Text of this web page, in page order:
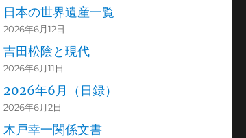
日本の世界遺産一覧
2026年6月12日
吉田松陰と現代
2026年6月11日
2026年6月（日録）
2026年6月2日
木戸幸一関係文書